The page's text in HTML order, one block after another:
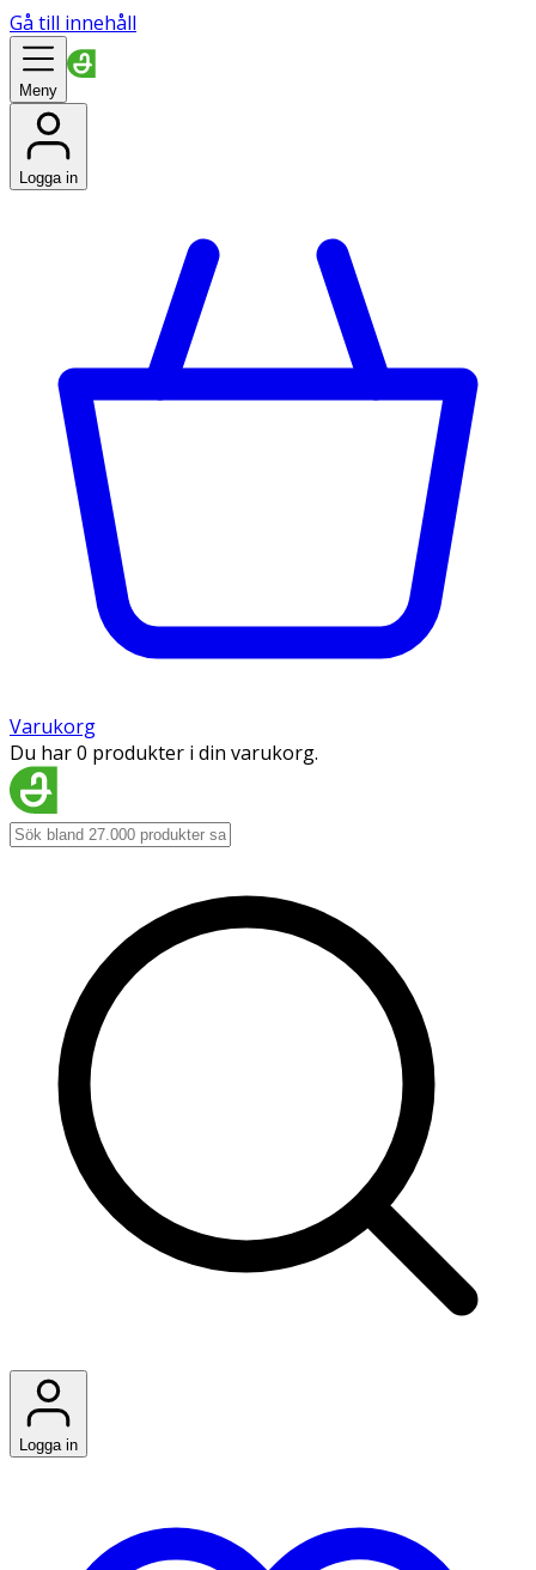
Gå till innehåll
Meny
Logga in
Varukorg
Du har 0 produkter i din varukorg.
Logga in